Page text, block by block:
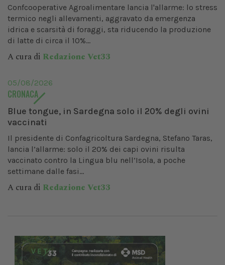
Confcooperative Agroalimentare lancia l'allarme: lo stress
termico negli allevamenti, aggravato da emergenza
idrica e scarsità di foraggi, sta riducendo la produzione
di latte di circa il 10%...
A cura di Redazione Vet33
05/08/2026
CRONACA
Blue tongue, in Sardegna solo il 20% degli ovini
vaccinati
Il presidente di Confagricoltura Sardegna, Stefano Taras,
lancia l’allarme: solo il 20% dei capi ovini risulta
vaccinato contro la Lingua blu nell’Isola, a poche
settimane dalle fasi...
A cura di Redazione Vet33